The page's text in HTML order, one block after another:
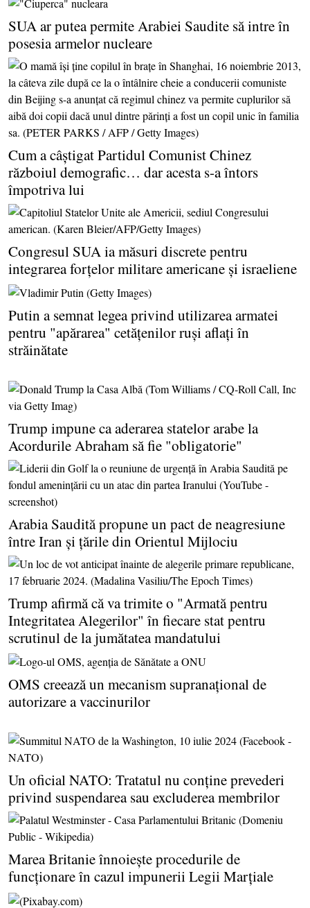
SUA ar putea permite Arabiei Saudite să intre în
posesia armelor nucleare
Cum a câştigat Partidul Comunist Chinez
războiul demografic… dar acesta s-a întors
împotriva lui
Congresul SUA ia măsuri discrete pentru
integrarea forţelor militare americane şi israeliene
Putin a semnat legea privind utilizarea armatei
pentru "apărarea" cetăţenilor ruşi aflaţi în
străinătate
Trump impune ca aderarea statelor arabe la
Acordurile Abraham să fie "obligatorie"
Arabia Saudită propune un pact de neagresiune
între Iran şi ţările din Orientul Mijlociu
Trump afirmă că va trimite o "Armată pentru
Integritatea Alegerilor" în fiecare stat pentru
scrutinul de la jumătatea mandatului
OMS creează un mecanism supranaţional de
autorizare a vaccinurilor
Un oficial NATO: Tratatul nu conţine prevederi
privind suspendarea sau excluderea membrilor
Marea Britanie înnoieşte procedurile de
funcţionare în cazul impunerii Legii Marţiale